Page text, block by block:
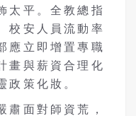
太平。全教總指
校安人員流動率
應立即增置專職
畫與薪資合理化
政策化妝。
肅面對師資荒，